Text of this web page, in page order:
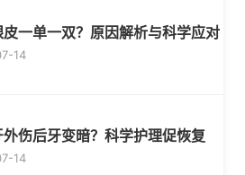
皮一单一双？原因解析与科学应对
14
外伤后牙变暗？科学护理促恢复
14